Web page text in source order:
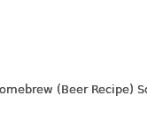
(Beer Recipe)